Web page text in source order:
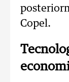
Copel.